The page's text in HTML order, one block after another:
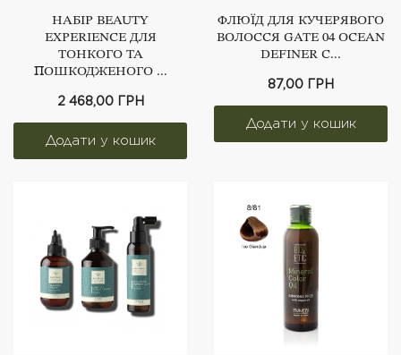
НАБІР ВEAUTY
EXPERIENCE ДЛЯ
ТОНКОГО ТА
ПОШКОДЖЕНОГО ...
2 468,00 ГРН
ФЛЮЇД ДЛЯ КУЧЕРЯВОГО
ВОЛОССЯ GATE 04 OCEAN
DEFINER C...
87,00 ГРН